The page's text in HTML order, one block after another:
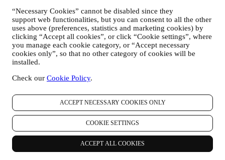
“Necessary Cookies” cannot be disabled since they
support web functionalities, but you can consent to all the other
uses above (preferences, statistics and marketing cookies) by
clicking “Accept all cookies”, or click “Cookie settings”, where
you manage each cookie category, or “Accept necessary
cookies only”, so that no other category of cookies will be
installed.
Check our Cookie Policy.
ACCEPT NECESSARY COOKIES ONLY
COOKIE SETTINGS
ACCEPT ALL COOKIES
Creuset-nieuwsbrief te ontvangen, sturen wij u speciale,
gepersonaliseerde inhoud en informeren wij u wanneer er nieuwe
producten worden gelanceerd, wanneer er exclusieve aanbiedingen,
showcooking- of komende evenementen zijn, of wanneer er speciale
promoties voor u zijn.
Afmelden:
U kunt het ontvangen van onze marketingcommunicatie op elk
moment kosteloos stopzetten via de methoden die bij de
melden voor de nieuwsbrief kunt u klikken op de afmeldlink
onderaan elke e-mail). Als u een van onze marketingactiviteiten wilt
stopzetten, kunt u in ieder geval een e-mail sturen naar:
privacy@lecreuset.com
. Uw afmelding zal zo snel mogelijk worden
verwerkt, maar in sommige omstandigheden kunt u nog enkele
berichten ontvangen totdat de afmelding volledig is verwerkt.
Uw gegevens zijn onder uw controle